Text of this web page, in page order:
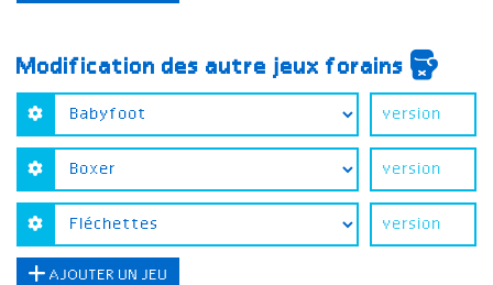
Modification des autre jeux forains
AJOUTER UN JEU